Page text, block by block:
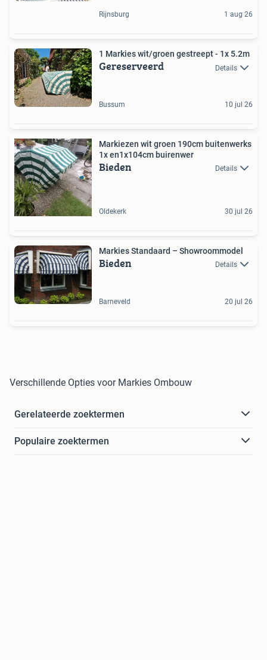
Rijnsburg 1 aug 26
1 Markies wit/groen gestreept - 1x 5.2m
Gereserveerd Details
Bussum 10 jul 26
Markiezen wit groen 190cm buitenwerks
1x en1x104cm buirenwer
Bieden Details
Oldekerk 30 jul 26
Markies Standaard – Showroommodel
Bieden Details
Barneveld 20 jul 26
Verschillende Opties voor Markies Ombouw
Gerelateerde zoektermen
Populaire zoektermen